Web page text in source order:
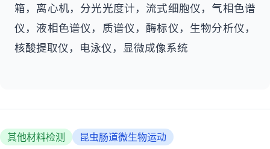
箱，离心机，分光光度计，流式细胞仪，气相色谱
仪，液相色谱仪，质谱仪，酶标仪，生物分析仪，
核酸提取仪，电泳仪，显微成像系统
其他材料检测 昆虫肠道微生物运动